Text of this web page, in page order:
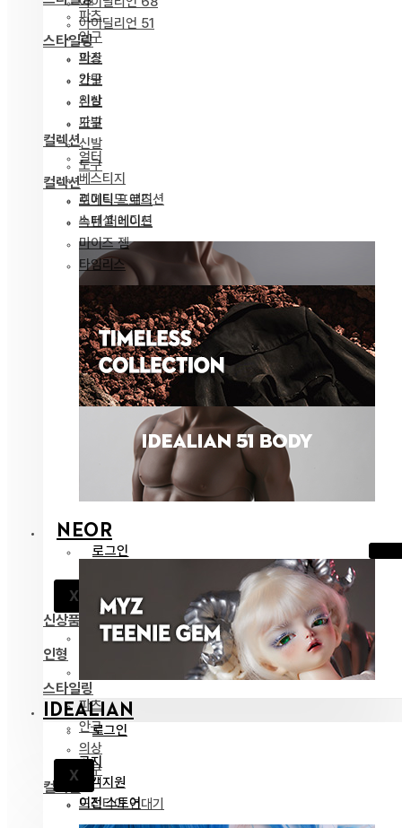
아이딜리언 51
스타일링
파츠
안구
의상
가발
신발
도구
컬렉션
리미티드 에디션
스페셜 에디션
NEOR
로그인
X 고객지원
신상품
전체 보기
인형
스타일링
파츠
안구
의상
도구
컬렉션
드리티아 연대기
파츠
안구
의상
가발
신발
도구
컬렉션
얼터
베스티지
포에틱 프로즈
녹턴 퍼레이드
마이즈 젬
타임리스
IDEALIAN
로그인
X
공지
고객지원
이전 스토어